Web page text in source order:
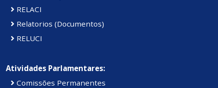
RELACI
Relatorios (Documentos)
RELUCI
Atividades Parlamentares:
Comissões Permanentes